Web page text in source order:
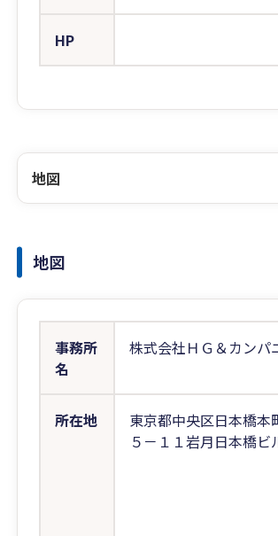
HP
地図
地図
事務所
名
株式会社ＨＧ＆カンパ
所在地
東京都中央区日本橋本
５－１１岩月日本橋ビ